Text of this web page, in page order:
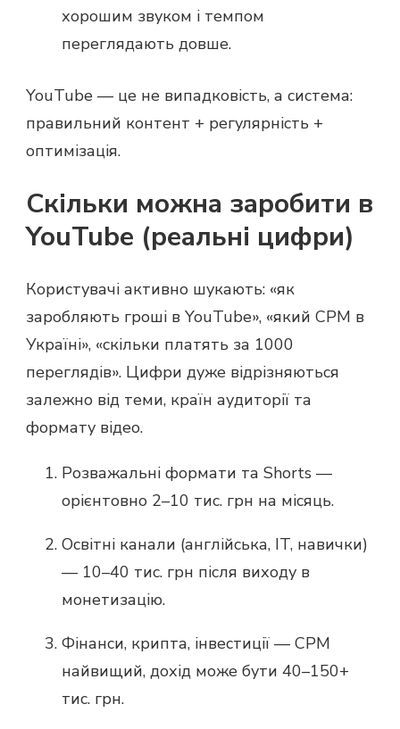
хорошим звуком і темпом
переглядають довше.
YouTube — це не випадковість, а система:
правильний контент + регулярність +
оптимізація.
Скільки можна заробити в
YouTube (реальні цифри)
Користувачі активно шукають: «як
заробляють гроші в YouTube», «який CPM в
Україні», «скільки платять за 1000
переглядів». Цифри дуже відрізняються
залежно від теми, країн аудиторії та
формату відео.
Розважальні формати та Shorts —
орієнтовно 2–10 тис. грн на місяць.
Освітні канали (англійська, IT, навички)
— 10–40 тис. грн після виходу в
монетизацію.
Фінанси, крипта, інвестиції — CPM
найвищий, дохід може бути 40–150+
тис. грн.